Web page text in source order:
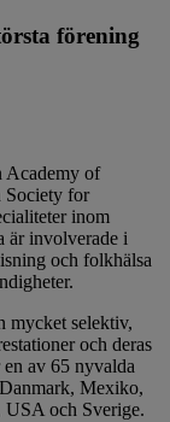
förening
Academy of
Society for
inom
är involverade i
och folkhälsa
mycket selektiv,
och deras
av 65 nyvalda
Mexiko,
USA och Sverige.